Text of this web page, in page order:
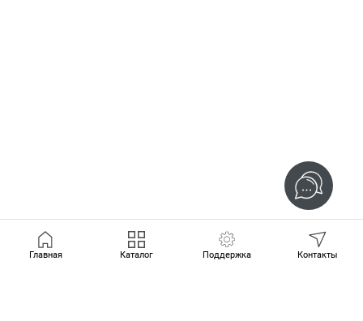
Главная Каталог Поддержка Контакты